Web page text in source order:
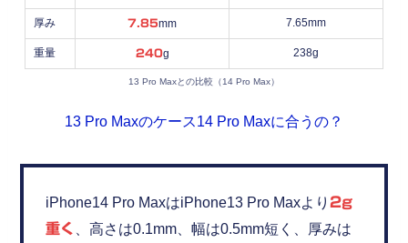
厚み 7.85mm 7.65mm
重量 240g 238g
13 Pro Maxとの比較（14 Pro Max）
13 Pro Maxのケース14 Pro Maxに合うの？
iPhone14 Pro MaxはiPhone13 Pro Maxより2g
重く
、高さは0.1mm、幅は0.5mm短く、厚みは